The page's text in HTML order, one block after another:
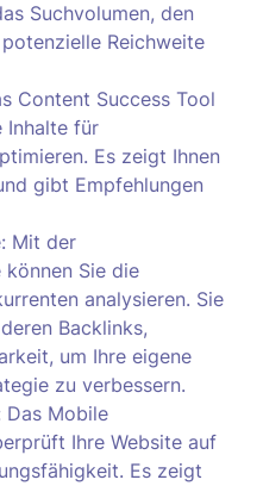
Suchvolumen, den
Reichweite
Content Success Tool
Inhalte für
Es zeigt Ihnen
gibt Empfehlungen
Mit der
Sie die
analysieren. Sie
Backlinks,
um Ihre eigene
zu verbessern.
Das Mobile
Ihre Website auf
Es zeigt